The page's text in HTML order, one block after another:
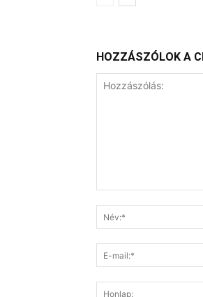
HOZZÁSZÓLOK A